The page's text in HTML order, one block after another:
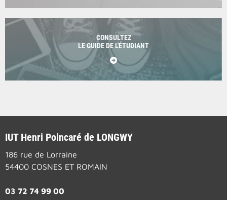
CONSULTEZ
LE GUIDE DE L'ÉTUDIANT
IUT Henri Poincaré de LONGWY
186 rue de Lorraine
54400 COSNES ET ROMAIN
03 72 74 99 00